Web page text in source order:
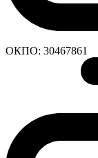
ОКПО: 30467861